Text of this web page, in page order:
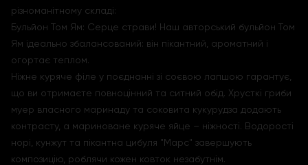
різноманітному складі:
Бульйон Том Ям: Серце страви! Наш авторський бульйон Том
Ям ідеально збалансований: він пікантний, ароматний і
огортає теплом.
Ніжне куряче філе у поєднанні зі соєвою лапшою гарантує,
що ви отримаєте повноцінний та ситний обід. Хрусткі гриби
муер власного маринаду та соковита кукурудза додають
контрасту, а мариноване куряче яйце – ніжності. Водорості
норі, кунжут та пікантна цибуля "Марс" завершують
композицію, роблячи кожен ковток незабутнім.